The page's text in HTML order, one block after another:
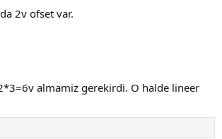
2v ofset var.
almamiz gerekirdi. O halde lineer